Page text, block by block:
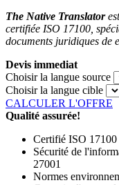
The Native Translator
certifiée ISO 17100,
documents juridiques de
Devis immediat
Choisir la langue source
Choisir la langue cible
CALCULER L'OFFRE
Qualité assurée!
Certifié ISO 17100
Sécurité de
27001
Normes